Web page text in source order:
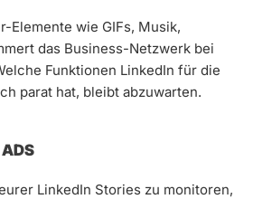
Elemente wie GIFs, Musik,
das Business-Netzwerk bei
Funktionen LinkedIn für die
parat hat, bleibt abzuwarten.
ADS
LinkedIn Stories zu monitoren,